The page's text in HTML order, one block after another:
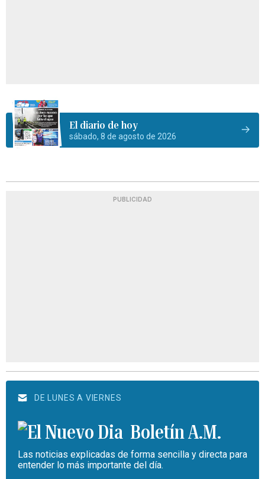
El diario de hoy
sábado, 8 de agosto de 2026
PUBLICIDAD
DE LUNES A VIERNES
Boletín A.M.
Las noticias explicadas de forma sencilla y directa para
entender lo más importante del día.